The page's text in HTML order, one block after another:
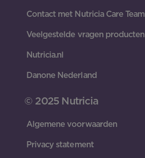
Contact met Nutricia Care Team
Veelgestelde vragen producten
Nutricia.nl
Danone Nederland
© 2025 Nutricia
Algemene voorwaarden
Privacy statement